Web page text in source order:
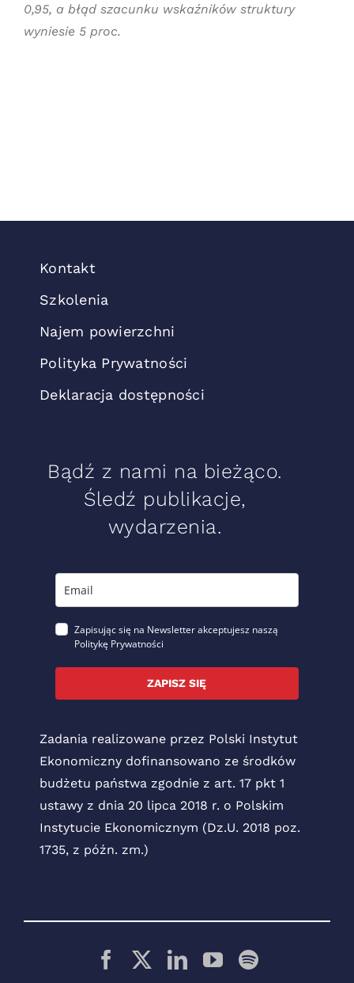
0,95, a błąd szacunku wskaźników struktury
wyniesie 5 proc.
Kontakt
Szkolenia
Najem powierzchni
Polityka Prywatności
Deklaracja dostępności
Bądź z nami na bieżąco.
Śledź publikacje,
wydarzenia.
Zapisując się na Newsletter akceptujesz naszą
Politykę Prywatności
ZAPISZ SIĘ
Zadania realizowane przez Polski Instytut
Ekonomiczny dofinansowano ze środków
budżetu państwa zgodnie z art. 17 pkt 1
ustawy z dnia 20 lipca 2018 r. o Polskim
Instytucie Ekonomicznym (Dz.U. 2018 poz.
1735, z późn. zm.)